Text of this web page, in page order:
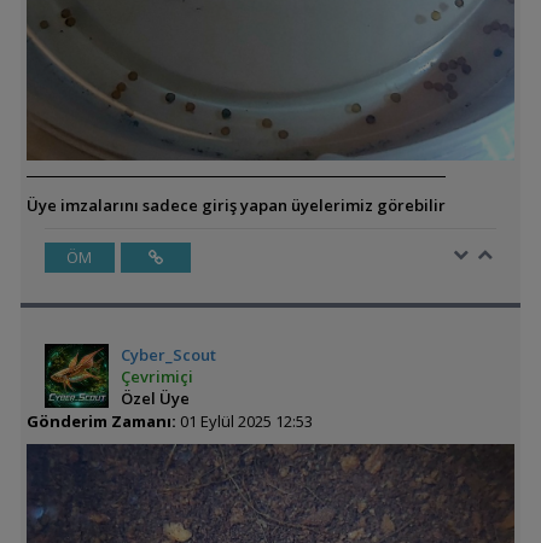
Üye imzalarını sadece giriş yapan üyelerimiz görebilir
ÖM
Cyber_Scout
Çevrimiçi
Özel Üye
Gönderim Zamanı: 01 Eylül 2025 12:53